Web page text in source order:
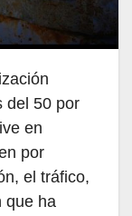
del 50 por
en
por
el tráfico,
que ha